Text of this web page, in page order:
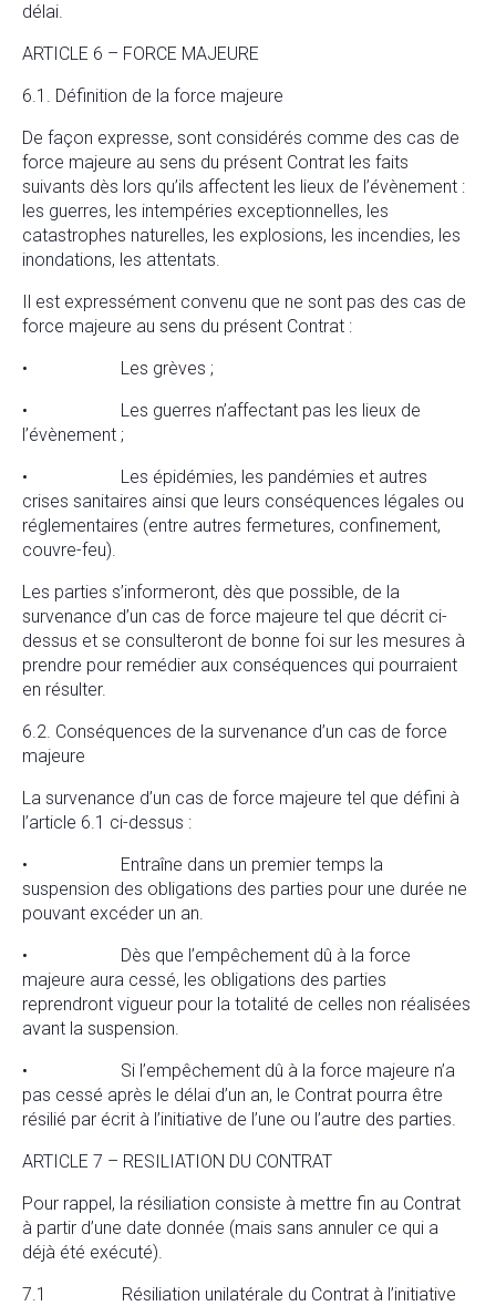
délai.
ARTICLE 6 – FORCE MAJEURE
6.1. Définition de la force majeure
De façon expresse, sont considérés comme des cas de
force majeure au sens du présent Contrat les faits
suivants dès lors qu’ils affectent les lieux de l’évènement :
les guerres, les intempéries exceptionnelles, les
catastrophes naturelles, les explosions, les incendies, les
inondations, les attentats.
Il est expressément convenu que ne sont pas des cas de
force majeure au sens du présent Contrat :
• Les grèves ;
• Les guerres n’affectant pas les lieux de
l’évènement ;
• Les épidémies, les pandémies et autres
crises sanitaires ainsi que leurs conséquences légales ou
réglementaires (entre autres fermetures, confinement,
couvre-feu).
Les parties s’informeront, dès que possible, de la
survenance d’un cas de force majeure tel que décrit ci-
dessus et se consulteront de bonne foi sur les mesures à
prendre pour remédier aux conséquences qui pourraient
en résulter.
6.2. Conséquences de la survenance d’un cas de force
majeure
La survenance d’un cas de force majeure tel que défini à
l’article 6.1 ci-dessus :
• Entraîne dans un premier temps la
suspension des obligations des parties pour une durée ne
pouvant excéder un an.
• Dès que l’empêchement dû à la force
majeure aura cessé, les obligations des parties
reprendront vigueur pour la totalité de celles non réalisées
avant la suspension.
• Si l’empêchement dû à la force majeure n’a
pas cessé après le délai d’un an, le Contrat pourra être
résilié par écrit à l’initiative de l’une ou l’autre des parties.
ARTICLE 7 – RESILIATION DU CONTRAT
Pour rappel, la résiliation consiste à mettre fin au Contrat
à partir d’une date donnée (mais sans annuler ce qui a
déjà été exécuté).
7.1 Résiliation unilatérale du Contrat à l’initiative